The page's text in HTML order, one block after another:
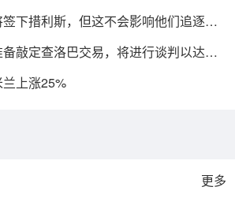
下措利斯，但这不会影响他们追逐摩
敲定查洛巴交易，将进行谈判以达成
上涨25%
更多